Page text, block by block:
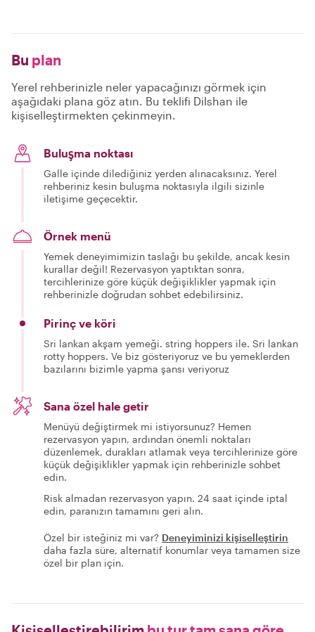
Bu plan
Yerel rehberinizle neler yapacağınızı görmek için
aşağıdaki plana göz atın. Bu teklifi Dilshan ile
kişiselleştirmekten çekinmeyin.
Buluşma noktası
Galle içinde dilediğiniz yerden alınacaksınız. Yerel
rehberiniz kesin buluşma noktasıyla ilgili sizinle
iletişime geçecektir.
Örnek menü
Yemek deneyimimizin taslağı bu şekilde, ancak kesin
kurallar değil! Rezervasyon yaptıktan sonra,
tercihlerinize göre küçük değişiklikler yapmak için
rehberinizle doğrudan sohbet edebilirsiniz.
Pirinç ve köri
Sri lankan akşam yemeği. string hoppers ile. Sri lankan
rotty hoppers. Ve biz gösteriyoruz ve bu yemeklerden
bazılarını bizimle yapma şansı veriyoruz
Sana özel hale getir
Menüyü değiştirmek mi istiyorsunuz? Hemen
rezervasyon yapın, ardından önemli noktaları
düzenlemek, durakları atlamak veya tercihlerinize göre
küçük değişiklikler yapmak için rehberinizle sohbet
edin.
Risk almadan rezervasyon yapın. 24 saat içinde iptal
edin, paranızın tamamını geri alın.
Özel bir isteğiniz mi var? Deneyiminizi kişiselleştirin
daha fazla süre, alternatif konumlar veya tamamen size
özel bir plan için.